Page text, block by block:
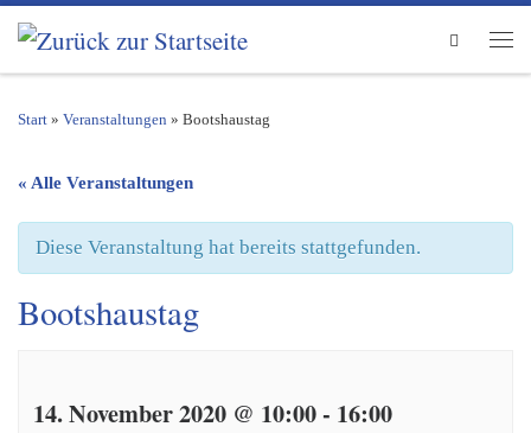
Zum Inhalt springen
Search
Start » Veranstaltungen » Bootshaustag
« Alle Veranstaltungen
Diese Veranstaltung hat bereits stattgefunden.
Bootshaustag
14. November 2020 @ 10:00 - 16:00